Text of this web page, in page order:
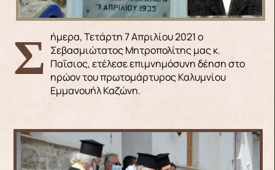
Σήμερα, Τετάρτη 7 Απριλίου 2021 ο Σεβασμιώτατος Μητροπολίτης μας κ.
Παΐσιος, ετέλεσε επιμνημόσυνη δέηση στο
ηρώον του πρωτομάρτυρος Καλυμνίου
Εμμανουήλ Καζώνη.